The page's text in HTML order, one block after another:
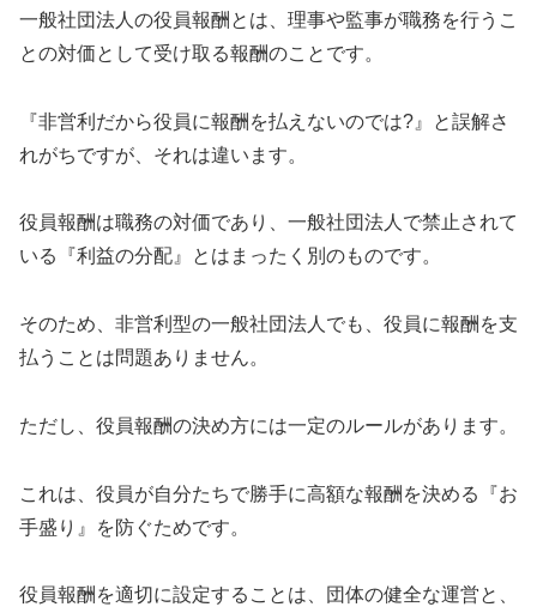
一般社団法人の役員報酬とは、理事や監事が職務を行うこ
との対価として受け取る報酬のことです。
『非営利だから役員に報酬を払えないのでは?』と誤解さ
れがちですが、それは違います。
役員報酬は職務の対価であり、一般社団法人で禁止されて
いる『利益の分配』とはまったく別のものです。
そのため、非営利型の一般社団法人でも、役員に報酬を支
払うことは問題ありません。
ただし、役員報酬の決め方には一定のルールがあります。
これは、役員が自分たちで勝手に高額な報酬を決める『お
手盛り』を防ぐためです。
役員報酬を適切に設定することは、団体の健全な運営と、